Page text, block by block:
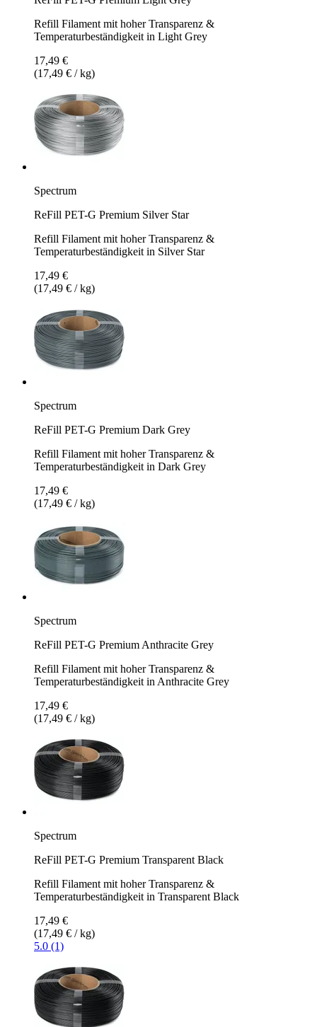
Refill Filament mit hoher Transparenz &
Temperaturbeständigkeit in Light Grey
17,49 €
(17,49 € / kg)
Spectrum
ReFill PET-G Premium Silver Star
Refill Filament mit hoher Transparenz &
Temperaturbeständigkeit in Silver Star
17,49 €
(17,49 € / kg)
Spectrum
ReFill PET-G Premium Dark Grey
Refill Filament mit hoher Transparenz &
Temperaturbeständigkeit in Dark Grey
17,49 €
(17,49 € / kg)
Spectrum
ReFill PET-G Premium Anthracite Grey
Refill Filament mit hoher Transparenz &
Temperaturbeständigkeit in Anthracite Grey
17,49 €
(17,49 € / kg)
Spectrum
ReFill PET-G Premium Transparent Black
Refill Filament mit hoher Transparenz &
Temperaturbeständigkeit in Transparent Black
17,49 €
(17,49 € / kg)
5.0 (1)